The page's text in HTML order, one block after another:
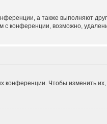
а также выполняют
с конференции, возможно,
конференции. Чтобы изменить